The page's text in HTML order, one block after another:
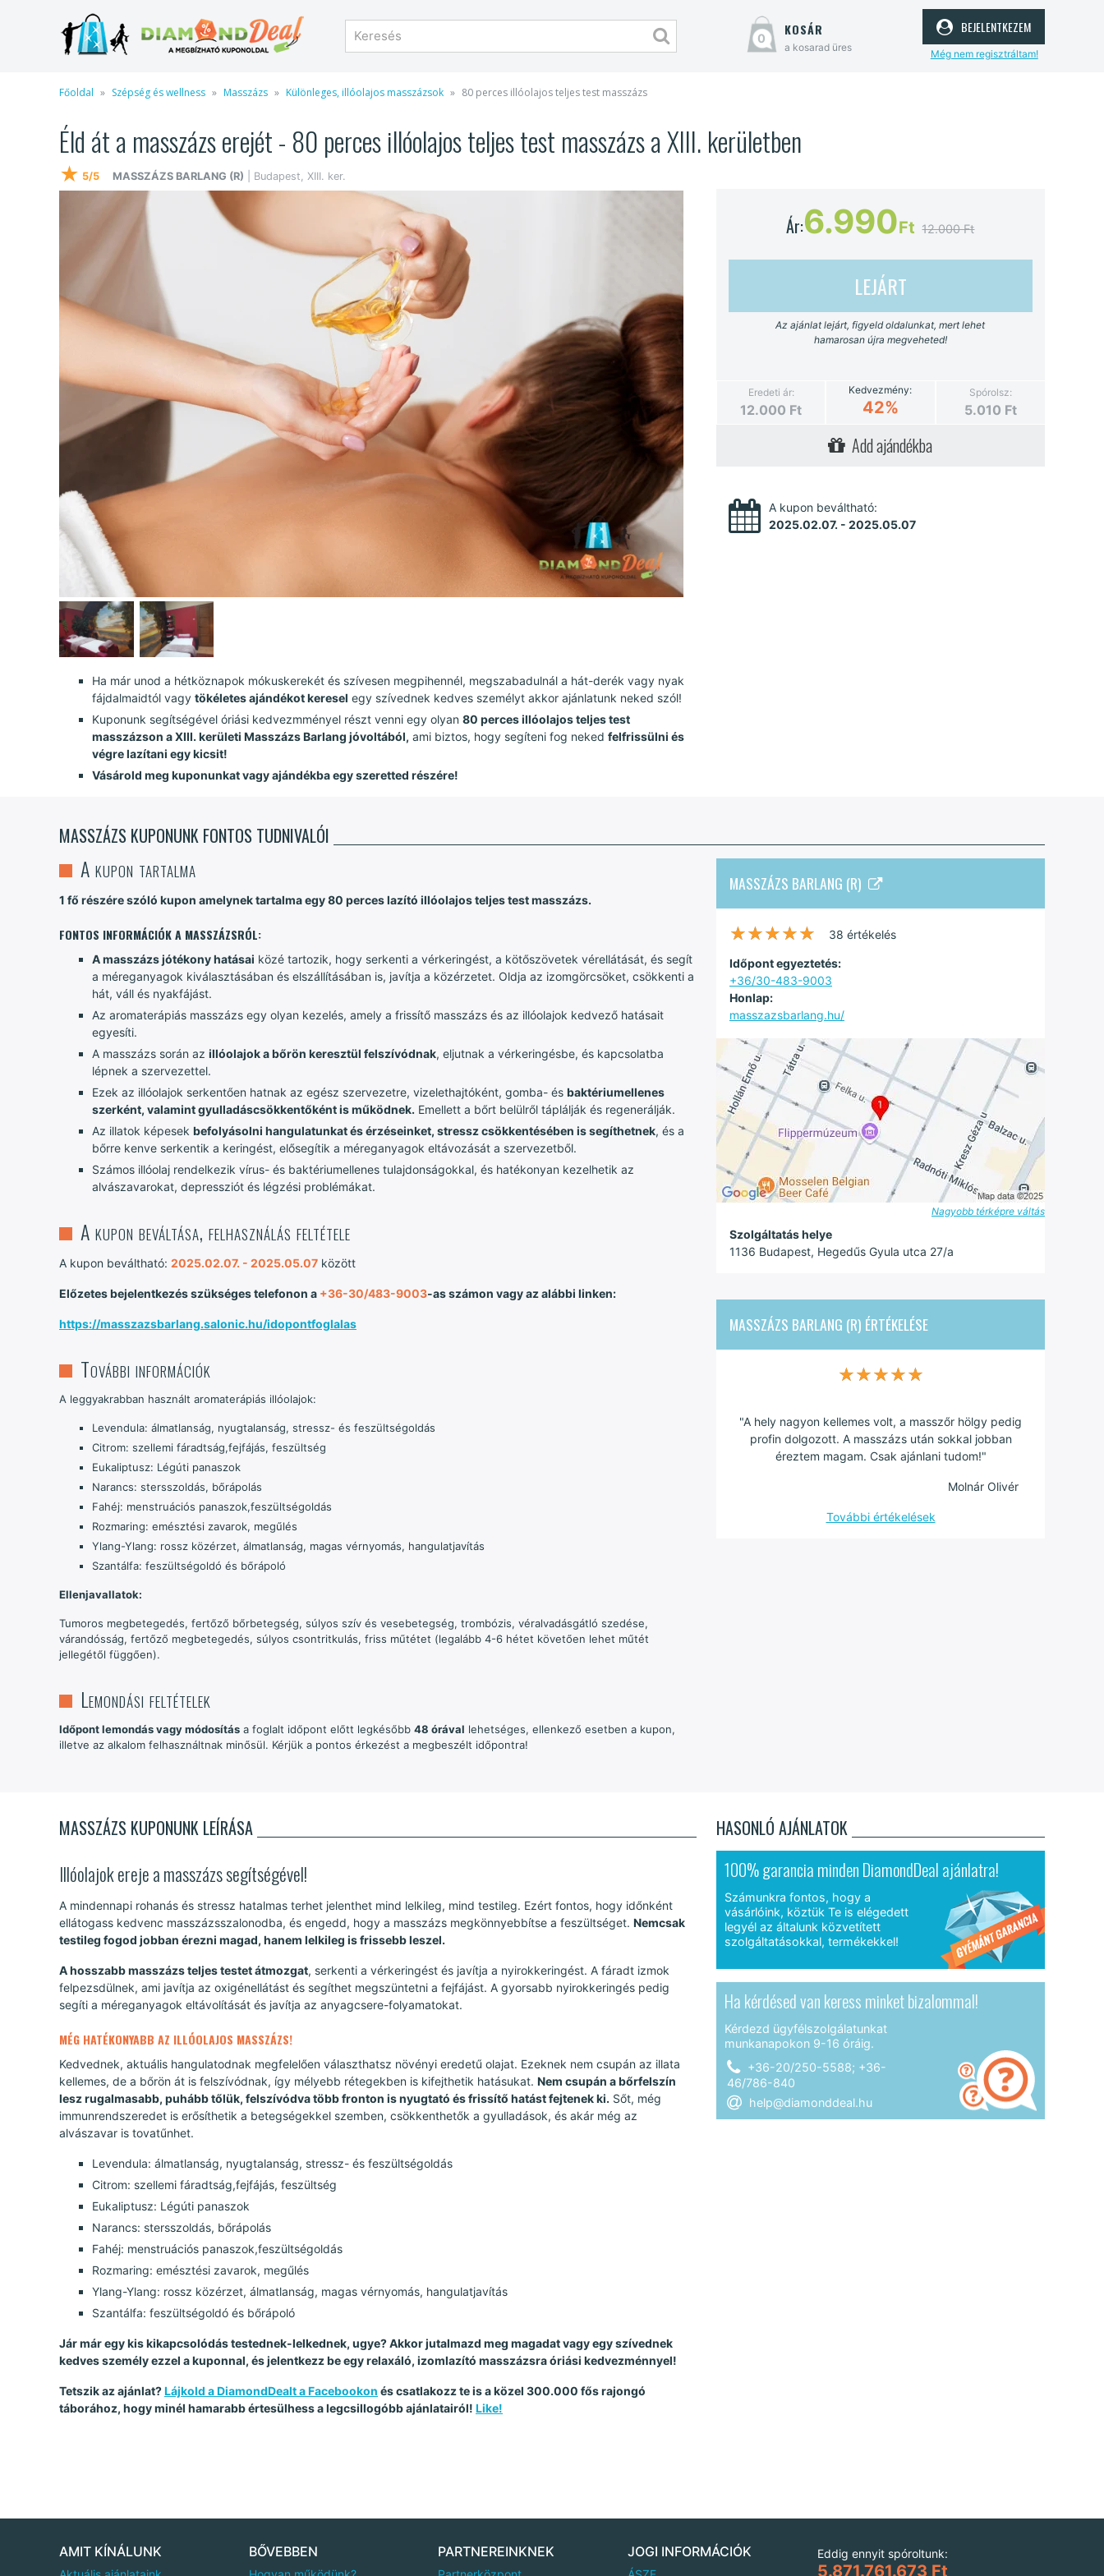
0 kosár
a kosarad üres
bejelentkezem
Még nem regisztráltam!
Főoldal Szépség és wellness Masszázs Különleges, illóolajos masszázsok 80 perces illóolajos teljes test masszázs
Éld át a masszázs erejét - 80 perces illóolajos teljes test masszázs a XIII. kerületben
★ 5/5 MASSZÁZS BARLANG (R) | Budapest, XIII. ker.
Ha már unod a hétköznapok mókuskerekét és szívesen megpihennél, megszabadulnál a hát-derék vagy nyak
fájdalmaidtól vagy tökéletes ajándékot keresel egy szívednek kedves személyt akkor ajánlatunk neked szól!
Kuponunk segítségével óriási kedvezmményel részt venni egy olyan 80 perces illóolajos teljes test
masszázson a XIII. kerületi Masszázs Barlang jóvoltából, ami biztos, hogy segíteni fog neked felfrissülni és
végre lazítani egy kicsit!
Vásárold meg kuponunkat vagy ajándékba egy szeretted részére!
Ár:6.990Ft 12.000 Ft
LEJÁRT
Az ajánlat lejárt, figyeld oldalunkat, mert lehet
hamarosan újra megveheted!
Eredeti ár:
12.000 Ft
Kedvezmény:
42%
Spórolsz:
5.010 Ft
Add ajándékba
A kupon beváltható:
2025.02.07. - 2025.05.07
MASSZÁZS KUPONUNK FONTOS TUDNIVALÓI
A kupon tartalma
1 fő részére szóló kupon amelynek tartalma egy 80 perces lazító illóolajos teljes test masszázs.
FONTOS INFORMÁCIÓK A MASSZÁZSRÓL:
A masszázs jótékony hatásai közé tartozik, hogy serkenti a vérkeringést, a kötőszövetek vérellátását, és segít
a méreganyagok kiválasztásában és elszállításában is, javítja a közérzetet. Oldja az izomgörcsöket, csökkenti a
hát, váll és nyakfájást.
Az aromaterápiás masszázs egy olyan kezelés, amely a frissítő masszázs és az illóolajok kedvező hatásait
egyesíti.
A masszázs során az illóolajok a bőrön keresztül felszívódnak, eljutnak a vérkeringésbe, és kapcsolatba
lépnek a szervezettel.
Ezek az illóolajok serkentően hatnak az egész szervezetre, vizelethajtóként, gomba- és baktériumellenes
szerként, valamint gyulladáscsökkentőként is működnek. Emellett a bőrt belülről táplálják és regenerálják.
Az illatok képesek befolyásolni hangulatunkat és érzéseinket, stressz csökkentésében is segíthetnek, és a
bőrre kenve serkentik a keringést, elősegítik a méreganyagok eltávozását a szervezetből.
Számos illóolaj rendelkezik vírus- és baktériumellenes tulajdonságokkal, és hatékonyan kezelhetik az
alvászavarokat, depressziót és légzési problémákat.
A kupon beváltása, felhasználás feltétele
A kupon beváltható: 2025.02.07. - 2025.05.07 között
Előzetes bejelentkezés szükséges telefonon a +36-30/483-9003-as számon vagy az alábbi linken:
https://masszazsbarlang.salonic.hu/idopontfoglalas
További információk
A leggyakrabban használt aromaterápiás illóolajok:
Levendula: álmatlanság, nyugtalanság, stressz- és feszültségoldás
Citrom: szellemi fáradtság,fejfájás, feszültség
Eukaliptusz: Légúti panaszok
Narancs: stersszoldás, bőrápolás
Fahéj: menstruációs panaszok,feszültségoldás
Rozmaring: emésztési zavarok, megűlés
Ylang-Ylang: rossz közérzet, álmatlanság, magas vérnyomás, hangulatjavítás
Szantálfa: feszültségoldó és bőrápoló
Ellenjavallatok:
Tumoros megbetegedés, fertőző bőrbetegség, súlyos szív és vesebetegség, trombózis, véralvadásgátló szedése,
várandósság, fertőző megbetegedés, súlyos csontritkulás, friss műtétet (legalább 4-6 hétet követően lehet műtét
jellegétől függően).
Lemondási feltételek
Időpont lemondás vagy módosítás a foglalt időpont előtt legkésőbb 48 órával lehetséges, ellenkező esetben a kupon,
illetve az alkalom felhasználtnak minősül. Kérjük a pontos érkezést a megbeszélt időpontra!
MASSZÁZS BARLANG (R)
★★★★★
★★★★★ 38 értékelés
Időpont egyeztetés:
+36/30-483-9003
Honlap:
masszazsbarlang.hu/
Nagyobb térképre váltás
Szolgáltatás helye
1136 Budapest, Hegedűs Gyula utca 27/a
MASSZÁZS BARLANG (R) ÉRTÉKELÉSE
★★★★★
★★★★★
"A hely nagyon kellemes volt, a masszőr hölgy pedig
profin dolgozott. A masszázs után sokkal jobban
éreztem magam. Csak ajánlani tudom!"
Molnár Olivér
További értékelések
MASSZÁZS KUPONUNK LEÍRÁSA
Illóolajok ereje a masszázs segítségével!
A mindennapi rohanás és stressz hatalmas terhet jelenthet mind lelkileg, mind testileg. Ezért fontos, hogy időnként
ellátogass kedvenc masszázsszalonodba, és engedd, hogy a masszázs megkönnyebbítse a feszültséget. Nemcsak
testileg fogod jobban érezni magad, hanem lelkileg is frissebb leszel.
A hosszabb masszázs teljes testet átmozgat, serkenti a vérkeringést és javítja a nyirokkeringést. A fáradt izmok
felpezsdülnek, ami javítja az oxigénellátást és segíthet megszüntetni a fejfájást. A gyorsabb nyirokkeringés pedig
segíti a méreganyagok eltávolítását és javítja az anyagcsere-folyamatokat.
MÉG HATÉKONYABB AZ ILLÓOLAJOS MASSZÁZS!
Kedvednek, aktuális hangulatodnak megfelelően választhatsz növényi eredetű olajat. Ezeknek nem csupán az illata
kellemes, de a bőrön át is felszívódnak, így mélyebb rétegekben is kifejthetik hatásukat. Nem csupán a bőrfelszín
lesz rugalmasabb, puhább tőlük, felszívódva több fronton is nyugtató és frissítő hatást fejtenek ki. Sőt, még
immunrendszeredet is erősíthetik a betegségekkel szemben, csökkenthetők a gyulladások, és akár még az
alvászavar is tovatűnhet.
Levendula: álmatlanság, nyugtalanság, stressz- és feszültségoldás
Citrom: szellemi fáradtság,fejfájás, feszültség
Eukaliptusz: Légúti panaszok
Narancs: stersszoldás, bőrápolás
Fahéj: menstruációs panaszok,feszültségoldás
Rozmaring: emésztési zavarok, megűlés
Ylang-Ylang: rossz közérzet, álmatlanság, magas vérnyomás, hangulatjavítás
Szantálfa: feszültségoldó és bőrápoló
Jár már egy kis kikapcsolódás testednek-lelkednek, ugye? Akkor jutalmazd meg magadat vagy egy szívednek
kedves személy ezzel a kuponnal, és jelentkezz be egy relaxáló, izomlazító masszázsra óriási kedvezménnyel!
Tetszik az ajánlat?Lájkold a DiamondDealt a Facebookon és csatlakozz te is a közel 300.000 fős rajongó
táborához, hogy minél hamarabb értesülhess a legcsillogóbb ajánlatairól! Like!
HASONLÓ AJÁNLATOK
100% garancia minden DiamondDeal ajánlatra!
Számunkra fontos, hogy a
vásárlóink, köztük Te is elégedett
legyél az általunk közvetített
szolgáltatásokkal, termékekkel!
Ha kérdésed van keress minket bizalommal!
Kérdezd ügyfélszolgálatunkat
munkanapokon 9-16 óráig.
+36-20/250-5588; +36-
46/786-840
help@diamonddeal.hu
AMIT KÍNÁLUNK BŐVEBBEN PARTNEREINKNEK JOGI INFORMÁCIÓK Eddig ennyit spóroltunk:
5.871.761.673 Ft